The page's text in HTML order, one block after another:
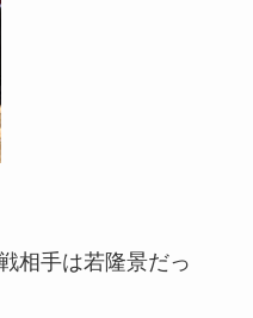
相手は若隆景だっ